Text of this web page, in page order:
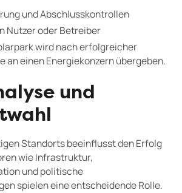
und Abschlusskontrollen
Nutzer oder Betreiber
wird nach erfolgreicher
an einen Energiekonzern übergeben.
und
Standorts beeinflusst den Erfolg
wie Infrastruktur,
und politische
spielen eine entscheidende Rolle.